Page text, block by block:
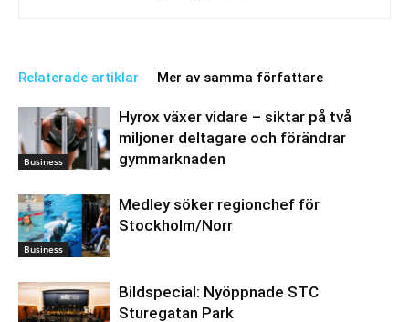
Relaterade artiklar Mer av samma författare
Business
Hyrox växer vidare – siktar på två
miljoner deltagare och förändrar
gymmarknaden
Business
Medley söker regionchef för
Stockholm/Norr
Bildspecial: Nyöppnade STC
Sturegatan Park